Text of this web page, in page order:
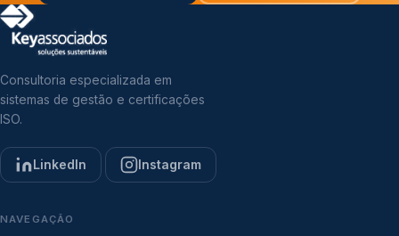
Consultoria especializada em
sistemas de gestão e certificações
ISO.
LinkedIn Instagram
NAVEGAÇÃO